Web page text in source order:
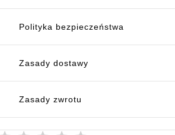
Polityka bezpieczeństwa
Zasady dostawy
Zasady zwrotu